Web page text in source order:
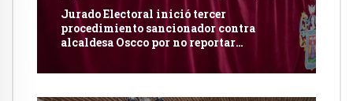
Jurado Electoral inició tercer
procedimiento sancionador contra
alcaldesa Oscco por no reportar